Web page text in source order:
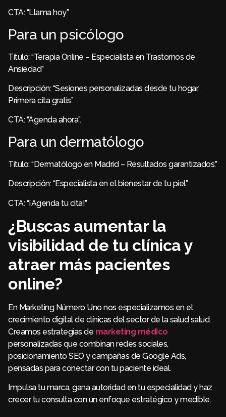
CTA: “Llama hoy”
Para un psicólogo
Título: “Terapia Online – Especialista en Trastornos de
Ansiedad”
Descripción: “Sesiones personalizadas desde tu hogar.
Primera cita gratis.”
CTA: “Agenda ahora”.
Para un dermatólogo
Título: “Dermatólogo en Madrid – Resultados garantizados.”
Descripción: “Especialista en el bienestar de tu piel”
CTA: “¡Agenda tu cita!”
¿Buscas aumentar la
visibilidad de tu clínica y
atraer más pacientes
online?
En Marketing Número Uno nos especializamos en el
crecimiento digital de clínicas del sector de la salud salud.
Creamos estrategias de marketing médico
personalizadas que combinan redes sociales,
posicionamiento SEO y campañas de Google Ads,
pensadas para conectar con tu paciente ideal.
Impulsa tu marca, gana autoridad en tu especialidad y haz
crecer tu consulta con un enfoque estratégico y medible.